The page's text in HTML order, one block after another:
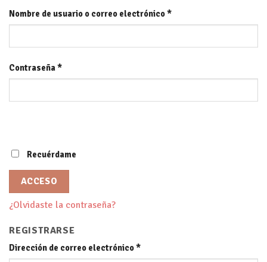
Nombre de usuario o correo electrónico*
Contraseña*
Recuérdame
ACCESO
¿Olvidaste la contraseña?
REGISTRARSE
Dirección de correo electrónico*